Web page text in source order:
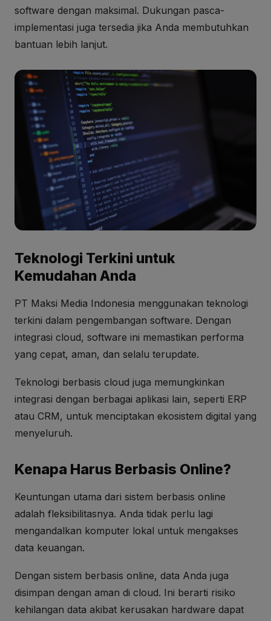
software dengan maksimal. Dukungan pasca-
implementasi juga tersedia jika Anda membutuhkan
bantuan lebih lanjut.
Teknologi Terkini untuk
Kemudahan Anda
PT Maksi Media Indonesia menggunakan teknologi
terkini dalam pengembangan software. Dengan
integrasi cloud, software ini memastikan performa
yang cepat, aman, dan selalu terupdate.
Teknologi berbasis cloud juga memungkinkan
integrasi dengan berbagai aplikasi lain, seperti ERP
atau CRM, untuk menciptakan ekosistem digital yang
menyeluruh.
Kenapa Harus Berbasis Online?
Keuntungan utama dari sistem berbasis online
adalah fleksibilitasnya. Anda tidak perlu lagi
mengandalkan komputer lokal untuk mengakses
data keuangan.
Dengan sistem berbasis online, data Anda juga
disimpan dengan aman di cloud. Ini berarti risiko
kehilangan data akibat kerusakan hardware dapat